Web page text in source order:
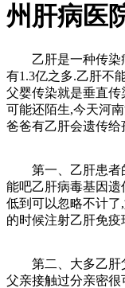
州肝病医
乙肝是一种传染
有1.3亿之多.乙肝不
父婴传染就是垂直
可能还陌生,今天河
爸爸有乙肝会遗传给
第一、乙肝患者
能吧乙肝病毒基因
低到可以忽略不计
的时候注射乙肝免疫
第二、大多乙肝
父亲接触过分亲密